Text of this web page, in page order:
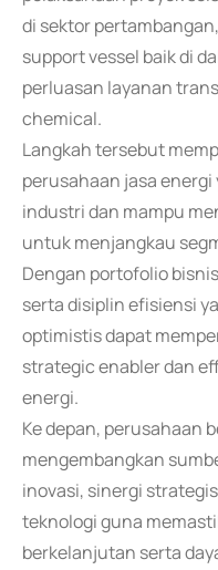
di sektor
support vessel baik di
perluasan layanan
chemical.
Langkah tersebut
perusahaan jasa
industri dan mampu
untuk menjangkau
Dengan portofolio
serta disiplin efisiensi
optimistis dapat
strategic enabler dan
energi.
Ke depan, perusahaan
mengembangkan
inovasi, sinergi
teknologi guna
berkelanjutan serta